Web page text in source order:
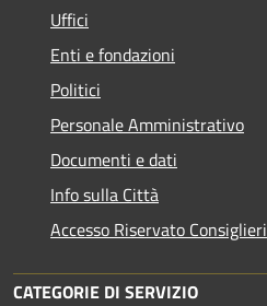
Uffici
Enti e fondazioni
Politici
Personale Amministrativo
Documenti e dati
Info sulla Città
Accesso Riservato Consiglieri
CATEGORIE DI SERVIZIO